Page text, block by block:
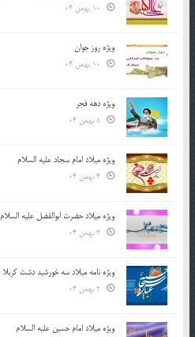
ویژه روز جوان
ویژه دهه فجر
ویژه میلاد امام سجاد علیه السلام
ویژه میلاد حضرت ابوالفضل علیه السلام
ویژه نامه میلاد سه خورشید دشت کربلا
ویژه میلاد امام حسین علیه السلام